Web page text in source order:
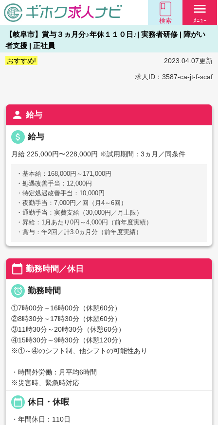
検索
menu
ﾒﾆｭｰ
【岐阜市】賞与３ヵ月分♪年休１１０日♪| 実務者研修 | 障がい
者支援 | 正社員
おすすめ! 2023.04.07更新
求人ID：3587-ca-jt-f-scaf
person 給与
attach_money 給与
月給 225,000円〜228,000円 ※試用期間：3ヵ月／同条件
・基本給：168,000円～171,000円
・処遇改善手当：12,000円
・特定処遇改善手当：10,000円
・夜勤手当：7,000円／回（月4～6回）
・通勤手当：実費支給（30,000円／月上限）
・昇給：1月あたり0円～4,000円（前年度実績）
・賞与：年2回／計3.0ヵ月分（前年度実績）
calendar_today 勤務時間／休日
 勤務時間
①7時00分～16時00分（休憩60分）
②8時30分～17時30分（休憩60分）
③11時30分～20時30分（休憩60分）
④15時30分～9時30分（休憩120分）
※①～④のシフト制、他シフトの可能性あり
・時間外労働：月平均6時間
※災害時、緊急時対応
calendar_today 休日・休暇
・年間休日：110日